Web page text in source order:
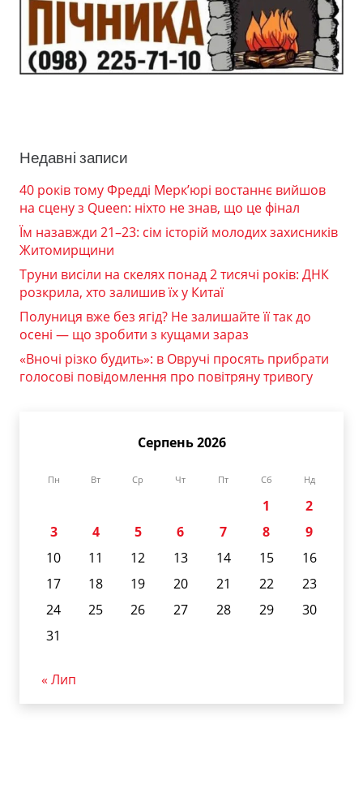
Недавні записи
40 років тому Фредді Мерк’юрі востаннє вийшов
на сцену з Queen: ніхто не знав, що це фінал
Їм назавжди 21–23: сім історій молодих захисників
Житомирщини
Труни висіли на скелях понад 2 тисячі років: ДНК
розкрила, хто залишив їх у Китаї
Полуниця вже без ягід? Не залишайте її так до
осені — що зробити з кущами зараз
«Вночі різко будить»: в Овручі просять прибрати
голосові повідомлення про повітряну тривогу
Серпень 2026
Пн Вт Ср Чт Пт Сб Нд
1
2
3
4 5 6 7 8
9
10
11 12 13 14 15
16
17
18 19 20 21 22
23
24
25 26 27 28 29
30
31
« Лип